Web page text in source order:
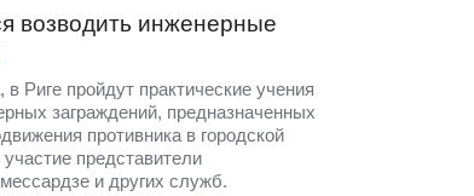
возводить инженерные
в Риге пройдут практические учения
заграждений, предназначенных
противника в городской
представители
и других служб.